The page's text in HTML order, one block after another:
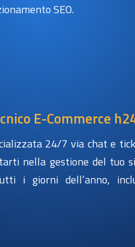
SEO.
E-Commerce
24/7 via chat e
nella gestione del tuo
i giorni dell’anno,